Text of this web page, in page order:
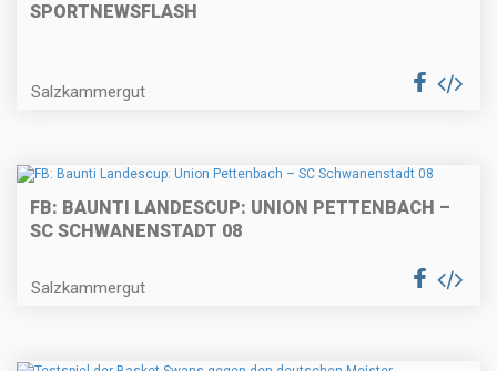
SPORTNEWSFLASH
Salzkammergut
FB: BAUNTI LANDESCUP: UNION PETTENBACH –
SC SCHWANENSTADT 08
Salzkammergut